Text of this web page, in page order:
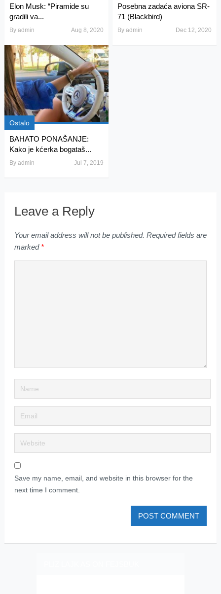
Elon Musk: “Piramide su
gradili va...
By admin Aug 8, 2020
Posebna zadaća aviona SR-
71 (Blackbird)
Byadmin Dec 12, 2020
Ostalo
BAHATO PONAŠANJE:
Kako je kćerka bogataš...
By admin Jul 7, 2019
Leave a Reply
Your email address will not be published. Required fields are
marked *
Save my name, email, and website in this browser for the
next time I comment.